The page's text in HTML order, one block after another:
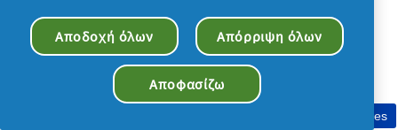
Συγκατάθεση στη χρήση cookies
Αποδοχή όλων Απόρριψη όλων
Αποφασίζω